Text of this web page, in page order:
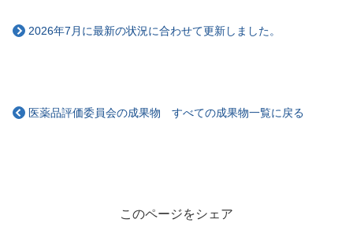
2026年7月に最新の状況に合わせて更新しました。
医薬品評価委員会の成果物 すべての成果物一覧に戻る
このページをシェア